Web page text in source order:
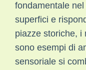
fondamentale
superfici e
piazze storiche, i
sono esempi di
sensoriale si